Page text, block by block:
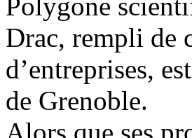
Drac, rempli de
d’entreprises,
de Grenoble.
Alors que ses